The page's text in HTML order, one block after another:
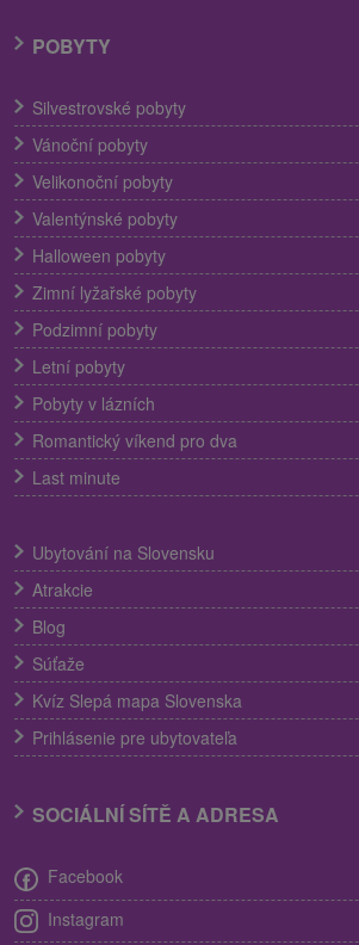
POBYTY
Silvestrovské pobyty
Vánoční pobyty
Velikonoční pobyty
Valentýnské pobyty
Halloween pobyty
Zimní lyžařské pobyty
Podzimní pobyty
Letní pobyty
Pobyty v lázních
Romantický víkend pro dva
Last minute
Ubytování na Slovensku
Atrakcie
Blog
Súťaže
Kvíz Slepá mapa Slovenska
Prihlásenie pre ubytovateľa
SOCIÁLNÍ SÍTĚ A ADRESA
Facebook
Instagram